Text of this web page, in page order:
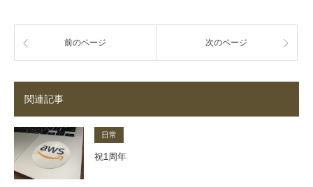
前のページ 次のページ
関連記事
日常
祝1周年